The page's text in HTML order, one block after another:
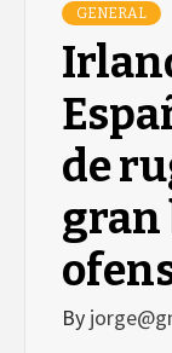
GENERAL
de
gran
By